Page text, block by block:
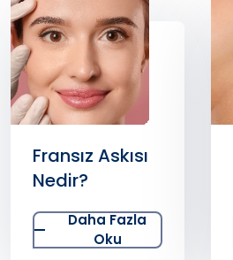
Fransız Askısı
Nedir?
Daha Fazla
Oku